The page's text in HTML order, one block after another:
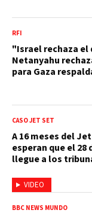
RFI
"Israel rechaza
Netanyahu
para Gaza
VIDEO
CASO JET SET
A 16 meses del
esperan que el
llegue a los
BBC NEWS MUNDO